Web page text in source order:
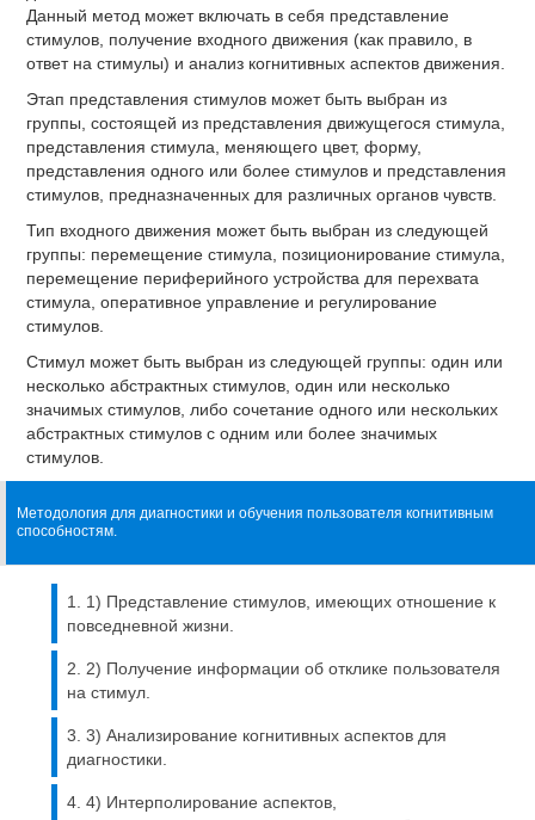
Данный метод может включать в себя представление
стимулов, получение входного движения (как правило, в
ответ на стимулы) и анализ когнитивных аспектов движения.
Этап представления стимулов может быть выбран из
группы, состоящей из представления движущегося стимула,
представления стимула, меняющего цвет, форму,
представления одного или более стимулов и представления
стимулов, предназначенных для различных органов чувств.
Тип входного движения может быть выбран из следующей
группы: перемещение стимула, позиционирование стимула,
перемещение периферийного устройства для перехвата
стимула, оперативное управление и регулирование
стимулов.
Стимул может быть выбран из следующей группы: один или
несколько абстрактных стимулов, один или несколько
значимых стимулов, либо сочетание одного или нескольких
абстрактных стимулов с одним или более значимых
стимулов.
Методология для диагностики и обучения пользователя когнитивным
способностям.
1) Представление стимулов, имеющих отношение к
повседневной жизни.
2) Получение информации об отклике пользователя
на стимул.
3) Анализирование когнитивных аспектов для
диагностики.
4) Интерполирование аспектов,